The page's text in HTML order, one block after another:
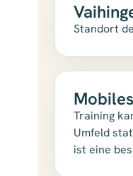
Standort
Training
Umfeld
ist eine